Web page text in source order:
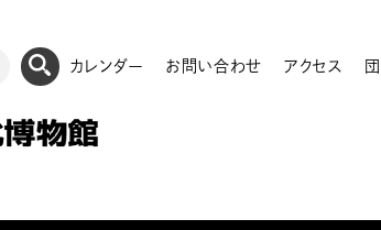
カレンダー お問い合わせ アクセス